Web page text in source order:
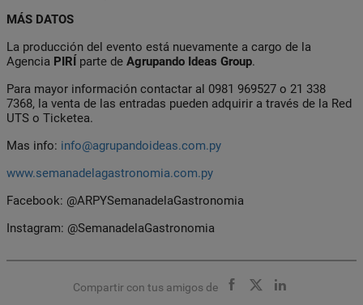
MÁS DATOS
La producción del evento está nuevamente a cargo de la
Agencia PIRÍ parte de Agrupando Ideas Group.
Para mayor información contactar al 0981 969527 o 21 338
7368, la venta de las entradas pueden adquirir a través de la Red
UTS o Ticketea.
Mas info: info@agrupandoideas.com.py
www.semanadelagastronomia.com.py
Facebook: @ARPYSemanadelaGastronomia
Instagram: @SemanadelaGastronomia
Compartir con tus amigos de